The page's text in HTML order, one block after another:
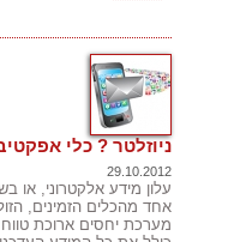
ניוזלטר ? כלי
29.10.2012
עלון מידע אלקטרוני, או
אחד מהכלים הזמינים,
מערכת יחסים ארוכת